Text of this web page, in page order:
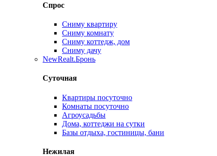
Спрос
Сниму квартиру
Сниму комнату
Сниму коттедж, дом
Сниму дачу
NewRealt.Бронь
Суточная
Квартиры посуточно
Комнаты посуточно
Агроусадьбы
Дома, коттеджи на сутки
Базы отдыха, гостиницы, бани
Нежилая